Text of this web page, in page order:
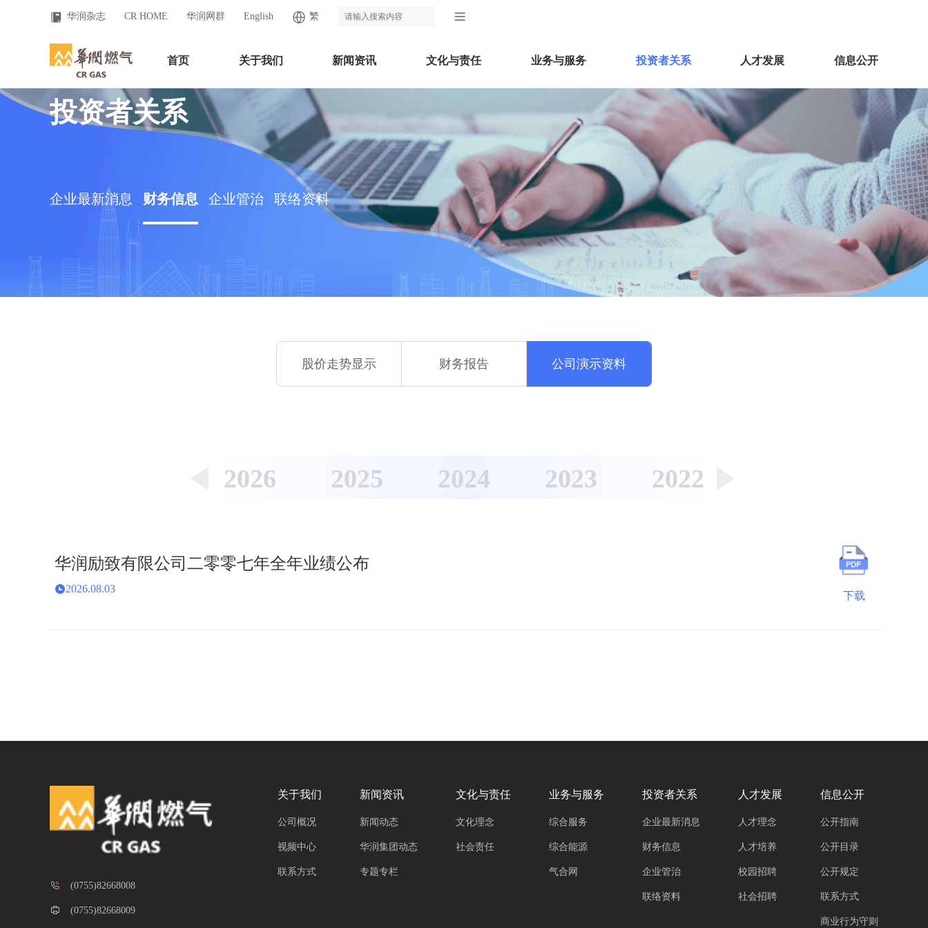
华润杂志 CR HOME 华润网群 English 繁
首页 关于我们 新闻资讯 文化与责任 业务与服务 投资者关系 人才发展 信息公开
投资者关系
企业最新消息 财务信息 企业管治 联络资料
股价走势显示 财务报告 公司演示资料
2026 2025 2024 2023 2022
华润励致有限公司二零零七年全年业绩公布
2026.08.03
下载
(0755)82668008
(0755)82668009
关于我们
公司概况
视频中心
联系方式
新闻资讯
新闻动态
华润集团动态
专题专栏
文化与责任
文化理念
社会责任
业务与服务
综合服务
综合能源
气合网
投资者关系
企业最新消息
财务信息
企业管治
联络资料
人才发展
人才理念
人才培养
校园招聘
社会招聘
信息公开
公开指南
公开目录
公开规定
联系方式
商业行为守则